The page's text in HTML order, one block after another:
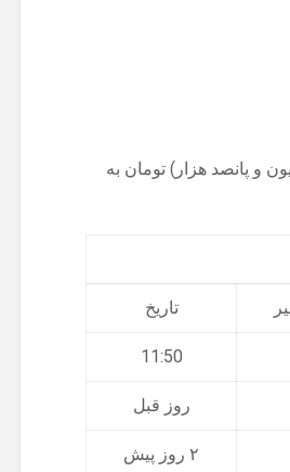
از ۹۲,۵۰۰,۰۰۰ (نود و دو میلیون و پانصد هزار) تومان به
تاریخ
11:50
روز قبل
۲ روز پیش